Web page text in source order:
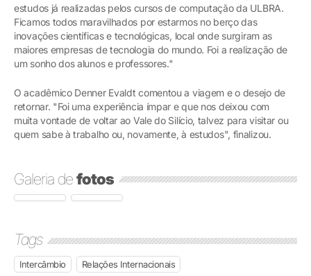
estudos já realizadas pelos cursos de computação da ULBRA.
Ficamos todos maravilhados por estarmos no berço das
inovações científicas e tecnológicas, local onde surgiram as
maiores empresas de tecnologia do mundo. Foi a realização de
um sonho dos alunos e professores."
O acadêmico Denner Evaldt comentou a viagem e o desejo de
retornar. "Foi uma experiência ímpar e que nos deixou com
muita vontade de voltar ao Vale do Silício, talvez para visitar ou
quem sabe à trabalho ou, novamente, à estudos", finalizou.
Galeria defotos
Tags
Intercâmbio Relações Internacionais